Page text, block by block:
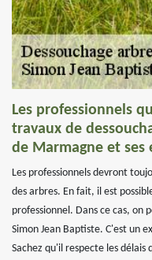
Les professionnels
travaux de
de Marmagne et ses
Les professionnels devront
des arbres. En fait, il est
professionnel. Dans ce cas, on
Simon Jean Baptiste. C'est un
Sachez qu'il respecte les délais